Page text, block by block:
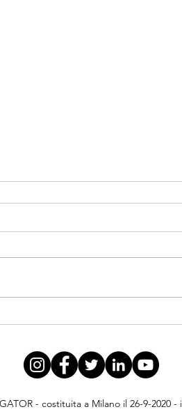
A.N.NA. INCONTRA GLI
- costituita a Milano il 26-9-2020 -